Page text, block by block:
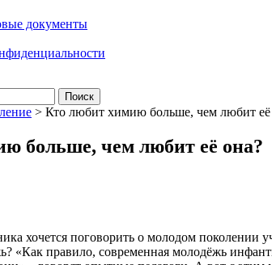
документы
> Кто любит химию больше, чем любит её
больше, чем любит её она?
хочется поговорить о молодом поколении
«Как правило, современная молодёжь